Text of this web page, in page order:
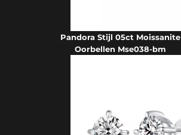
Pandora Stijl 05ct Moissanite
Oorbellen Mse038-bm